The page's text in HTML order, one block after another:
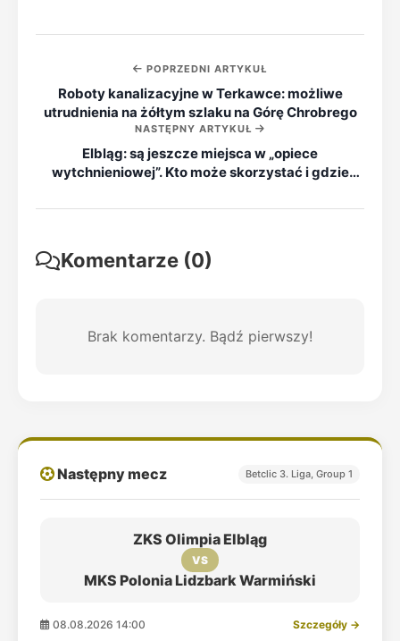
POPRZEDNI ARTYKUŁ
Roboty kanalizacyjne w Terkawce: możliwe
utrudnienia na żółtym szlaku na Górę Chrobrego
NASTĘPNY ARTYKUŁ
Elbląg: są jeszcze miejsca w „opiece
wytchnieniowej”. Kto może skorzystać i gdzie
Komentarze (0)
Brak komentarzy. Bądź pierwszy!
Następny mecz Betclic 3. Liga, Group 1
ZKS Olimpia Elbląg
VS
MKS Polonia Lidzbark Warmiński
08.08.2026 14:00 Szczegóły →